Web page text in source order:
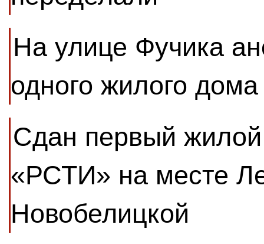
На улице Фучика
одного жилого
Сдан первый
«РСТИ» на месте
Новобелицкой